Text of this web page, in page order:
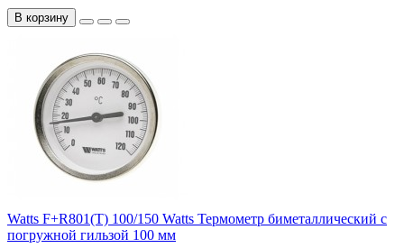
В корзину
Watts F+R801(T) 100/150 Watts Термометр биметаллический с
погружной гильзой 100 мм